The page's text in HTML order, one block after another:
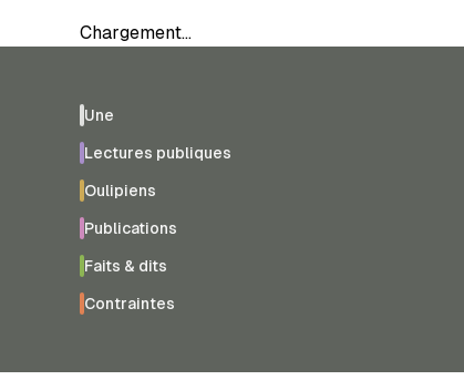
Chargement…
Une
Lectures publiques
Oulipiens
Publications
Faits & dits
Contraintes